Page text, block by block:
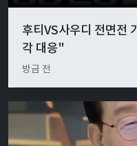
후티VS사우디 전면전
각 대응"
방금 전